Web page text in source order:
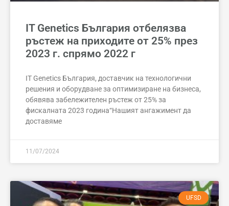
IT Genetics България отбелязва
ръстеж на приходите от 25% през
2023 г. спрямо 2022 г
IT Genetics България, доставчик на технологични
решения и оборудване за оптимизиране на бизнеса,
обявява забележителен ръстеж от 25% за
фискалната 2023 година“Нашият ангажимент да
доставяме
11/07/2024
UFSD